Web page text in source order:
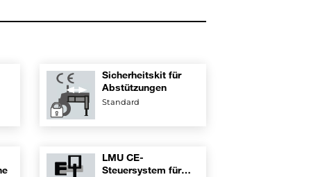
Sicherheitskit für
Abstützungen
Standard
LMU CE-
Steuersystem für